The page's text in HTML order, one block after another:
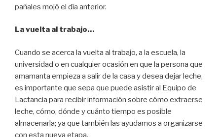
pañales mojó el día anterior.
La vuelta al trabajo…
Cuando se acerca la vuelta al trabajo, a la escuela, la
universidad o en cualquier ocasión en que la persona que
amamanta empieza a salir de la casa y desea dejar leche,
es importante que sepa que puede asistir al Equipo de
Lactancia para recibir información sobre cómo extraerse
leche, cómo, dónde y cuánto tiempo es posible
almacenarla; ya que también las ayudamos a organizarse
con esta nueva etapa.